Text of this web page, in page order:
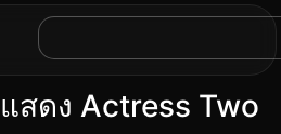
สดง Actress Two